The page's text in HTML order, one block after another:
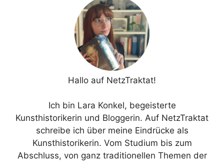
Hallo auf NetzTraktat!
Ich bin Lara Konkel, begeisterte
Kunsthistorikerin und Bloggerin. Auf NetzTraktat
schreibe ich über meine Eindrücke als
Kunsthistorikerin. Vom Studium bis zum
Abschluss, von ganz traditionellen Themen der